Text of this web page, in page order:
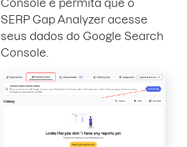
Console e permita que o
SERP Gap Analyzer acesse
seus dados do Google Search
Console.